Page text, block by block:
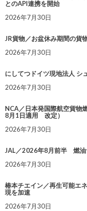
とのAPI連携を開始
2026年7月30日
JR貨物／お盆休み期間の貨
2026年7月30日
にしてつドイツ現地法人 シ
2026年7月30日
NCA／日本発国際航空貨物
8月1日適用 改定）
2026年7月30日
JAL／2026年8月前半 燃油
2026年7月30日
椿本チエイン／再生可能エ
現を加速
2026年7月30日